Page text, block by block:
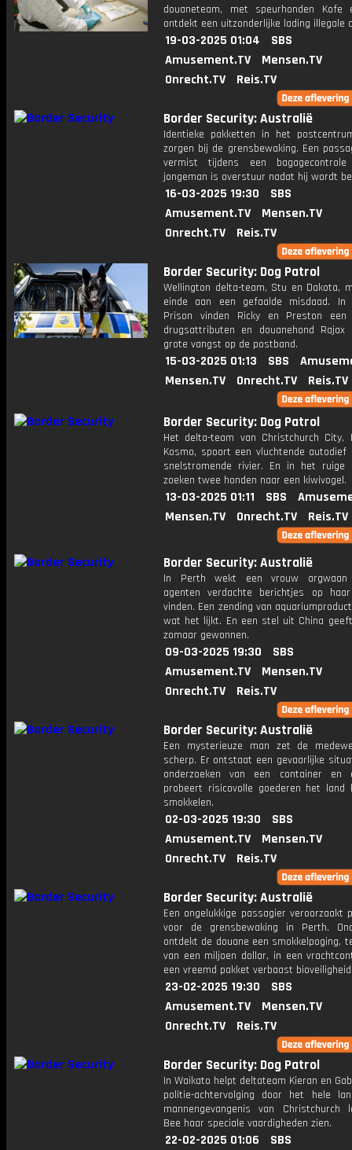
douaneteam, met speurhonden Kofe
ontdekt een uitzonderlijke lading illegale
19-03-2025 01:04
SBS
Amusement.TV
Mensen.TV
Onrecht.TV
Reis.TV
Border Security: Australië
Identieke pakketten in het
zorgen bij de grensbewaking. Een
vermist tijdens een
jongeman is overstuur nadat hij wordt
16-03-2025 19:30
SBS
Amusement.TV
Mensen.TV
Onrecht.TV
Reis.TV
Border Security: Dog Patrol
Wellington delta-team, Stu en Dakota,
einde aan een gefaalde misdaad. In
Prison vinden Ricky en Preston
drugsattributen en douanehond
grote vangst op de postband.
15-03-2025 01:13 SBS
Mensen.TV
Onrecht.TV Reis.TV
Border Security: Dog Patrol
Het delta-team van Christchurch City,
Kosmo, spoort een vluchtende autodief
snelstromende rivier. En in het ruige
zoeken twee honden naar een kiwivogel.
13-03-2025 01:11 SBS
Mensen.TV
Onrecht.TV Reis.TV
Border Security: Australië
In Perth wekt een vrouw argwaan
agenten verdachte berichtjes op
vinden. Een zending van
wat het lijkt. En een stel uit China
zomaar gewonnen.
09-03-2025 19:30
SBS
Amusement.TV
Mensen.TV
Onrecht.TV
Reis.TV
Border Security: Australië
Een mysterieuze man zet de
scherp. Er ontstaat een gevaarlijke
onderzoeken van een container en
probeert risicovolle goederen het land
smokkelen.
02-03-2025 19:30
SBS
Amusement.TV
Mensen.TV
Onrecht.TV
Reis.TV
Border Security: Australië
Een ongelukkige passagier veroorzaakt
voor de grensbewaking in Perth.
ontdekt de douane een smokkelpoging,
van een miljoen dollar, in een
een vreemd pakket verbaast
23-02-2025 19:30
SBS
Amusement.TV
Mensen.TV
Onrecht.TV
Reis.TV
Border Security: Dog Patrol
In Waikato helpt deltateam Kieran en
politie-achtervolging door het hele
mannengevangenis van Christchurch
Bee haar speciale vaardigheden zien.
22-02-2025 01:06
SBS